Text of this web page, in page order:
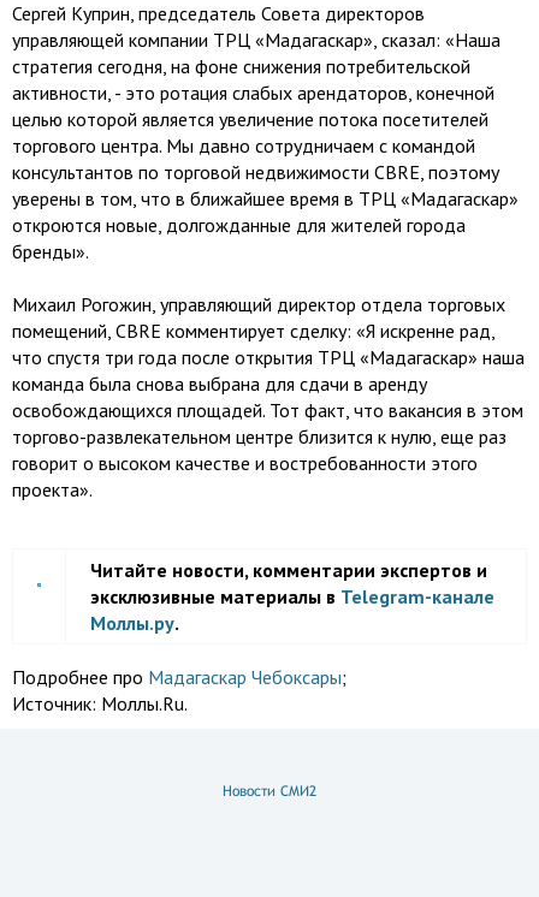
Сергей Куприн, председатель Совета директоров
управляющей компании ТРЦ «Мадагаскар», сказал: «Наша
стратегия сегодня, на фоне снижения потребительской
активности, - это ротация слабых арендаторов, конечной
целью которой является увеличение потока посетителей
торгового центра. Мы давно сотрудничаем с командой
консультантов по торговой недвижимости CBRE, поэтому
уверены в том, что в ближайшее время в ТРЦ «Мадагаскар»
откроются новые, долгожданные для жителей города
бренды».
Михаил Рогожин, управляющий директор отдела торговых
помещений, CBRE комментирует сделку: «Я искренне рад,
что спустя три года после открытия ТРЦ «Мадагаскар» наша
команда была снова выбрана для сдачи в аренду
освобождающихся площадей. Тот факт, что вакансия в этом
торгово-развлекательном центре близится к нулю, еще раз
говорит о высоком качестве и востребованности этого
проекта».
Читайте новости, комментарии экспертов и
эксклюзивные материалы в Telegram-канале
Моллы.ру.
Подробнее про Мадагаскар Чебоксары;
Источник: Моллы.Ru.
Новости СМИ2